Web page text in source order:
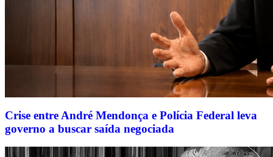
Crise entre André Mendonça e Polícia Federal leva
governo a buscar saída negociada